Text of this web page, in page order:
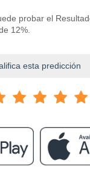
probar el
12%.
esta predicción